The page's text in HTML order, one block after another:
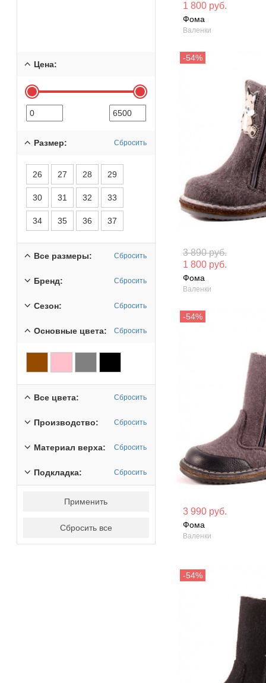
Цена:
Размер: Сбросить
26 27 28 29
30 31 32 33
34 35 36 37
Все размеры: Сбросить
Бренд: Сбросить
Сезон: Сбросить
Основные цвета: Сбросить
Все цвета: Сбросить
Производство: Сбросить
Материал верха: Сбросить
Подкладка: Сбросить
Применить
Сбросить все
1 800 руб.
Фома
Валенки
Сезон: Зима
3 890 руб.
1 800 руб.
Фома
Валенки
Материал
Сезон: Зима
Материал вверха: Войлок
Сезон: Зима
3 990 руб.
Фома
Валенки
Материал
Сезон: Зима